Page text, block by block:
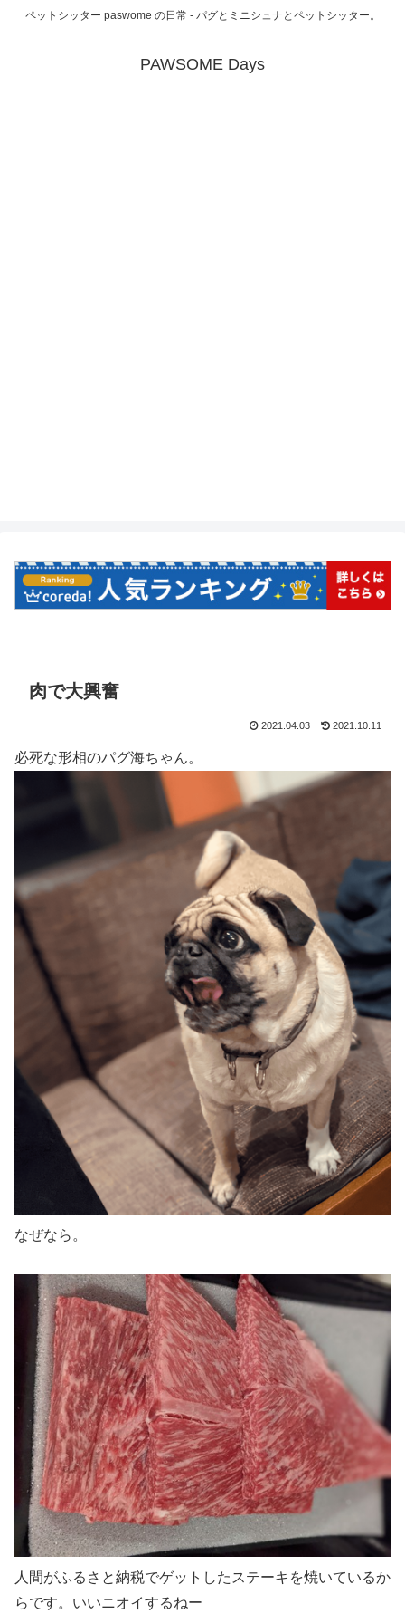
ペットシッター paswome の日常 - パグとミニシュナとペットシッター。
PAWSOME Days
肉で大興奮
2021.04.03 2021.10.11
必死な形相のパグ海ちゃん。
なぜなら。
人間がふるさと納税でゲットしたステーキを焼いているか
らです。いいニオイするねー